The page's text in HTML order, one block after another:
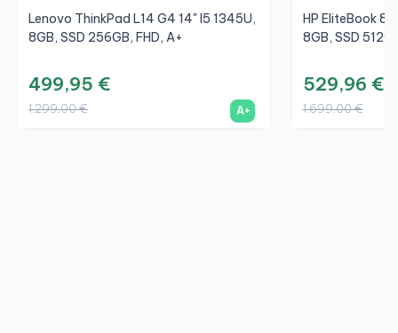
Lenovo ThinkPad L14 G4 14" I5 1345U,
8GB, SSD 256GB, FHD, A+
499,95 €
1.299,00 € A+
HP EliteBook
8GB, SSD
529,96 €
1.699,00 €